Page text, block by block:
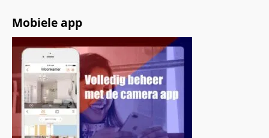
Mobiele app